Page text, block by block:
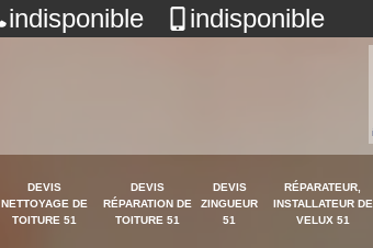
indisponible indisponible
DEVIS
NETTOYAGE DE
TOITURE 51
DEVIS
RÉPARATION DE
TOITURE 51
DEVIS
ZINGUEUR
51
RÉPARATEUR,
INSTALLATEUR DE
VELUX 51